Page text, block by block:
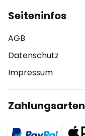
Seiteninfos
AGB
Datenschutz
Impressum
Zahlungsarten